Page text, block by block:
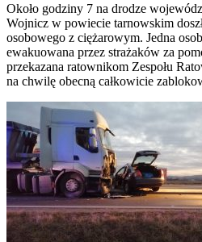
Około godziny 7 na drodze
Wojnicz w powiecie tarnowskim
osobowego z ciężarowym. Jedna
ewakuowana przez strażaków za
przekazana ratownikom Zespołu
na chwilę obecną całkowicie